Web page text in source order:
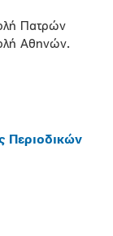
Πατρών
Αθηνών.
Περιοδικών